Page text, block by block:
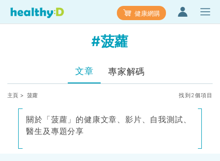
健康網購
#菠蘿
文章 專家解碼
主頁 > 菠蘿 找到2個項目
關於「菠蘿」的健康文章、影片、自我測試、
醫生及專題分享